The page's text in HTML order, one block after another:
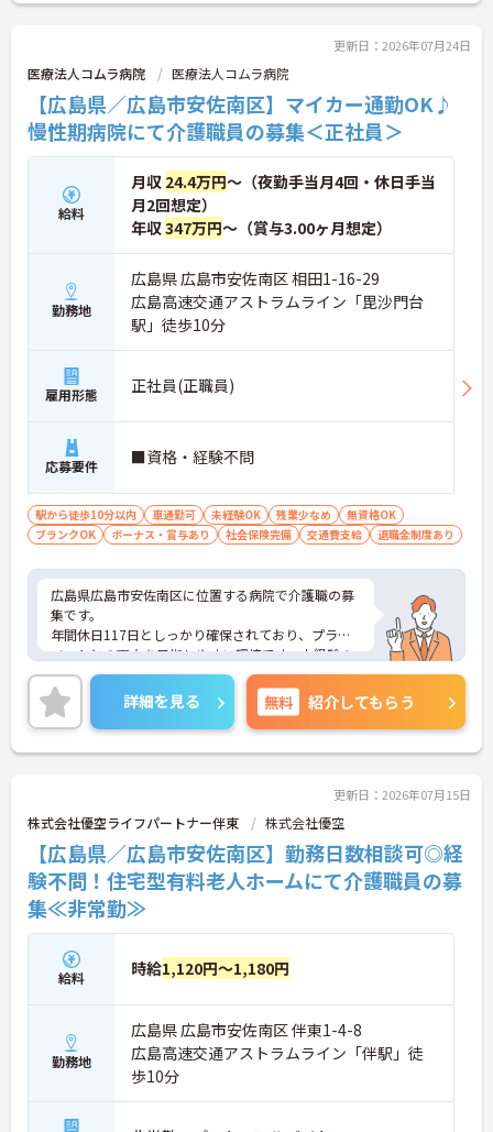
ご興味ある方には、面接対策ポイントなど、さらに
詳細をお話しいたしますのでお気軽にご相談くださ
い！
更新日：2026年07月24日
医療法人コムラ病院 医療法人コムラ病院
【広島県／広島市安佐南区】マイカー通勤OK♪
慢性期病院にて介護職員の募集＜正社員＞
給料
月収 24.4万円～（夜勤手当月4回・休日手当
月2回想定）
年収347万円～（賞与3.00ヶ月想定）
勤務地
広島県 広島市安佐南区 相田1-16-29
広島高速交通アストラムライン「毘沙門台
駅」徒歩10分
雇用形態 正社員(正職員)
応募要件 ■資格・経験不問
駅から徒歩10分以内 車通勤可 未経験OK 残業少なめ
無資格OK
ブランクOK
ボーナス・賞与あり 社会保険完備 交通費支給 退職金制度あり
広島県広島市安佐南区に位置する病院で介護職の募
集です。
年間休日117日としっかり確保されており、プライ
ベートとの両立を目指しやすい環境です。未経験の
方も応募可能で、介護関連資格をお持ちの方は知識
や経験を活かして働けます。賞与は過去実績で3.00
ヶ月分支給されており、頑張りが評価される職場で
す。
年間休日が充実している職場です
・年間休日117日
・週休二日制
・時間外労働なし
→ 仕事と私生活のバランスを取りながら働きやすい
環境です♪
■ 未経験から介護に挑戦できる
経験不問で応募できる求人です
・経験不問
・学歴不問
・資格はあれば尚可
詳細を見る 無料 紹介してもらう
更新日：2026年07月15日
株式会社優空ライフパートナー伴東 株式会社優空
【広島県／広島市安佐南区】勤務日数相談可◎経
験不問！住宅型有料老人ホームにて介護職員の募
集≪非常勤≫
給料 時給1,120円～1,180円
勤務地
広島県 広島市安佐南区 伴東1-4-8
広島高速交通アストラムライン「伴駅」徒
歩10分